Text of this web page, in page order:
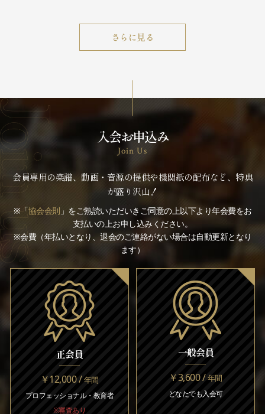
さらに見る
入会お申込み
Join Us
会員専用の楽譜、動画・音源の提供や機関紙の配布など、特典
が盛り沢山！
※「協会会則 」をご熟読いただいきご同意の上以下より年会費をお
支払いの上お申し込みください。
※会費（年払いとなり、退会のご連絡がない場合は自動更新となり
ます）
正会員
￥12,000 /年間
プロフェッショナル・教育者
※審査あり
一般会員
￥3,600 /年間
どなたでも入会可